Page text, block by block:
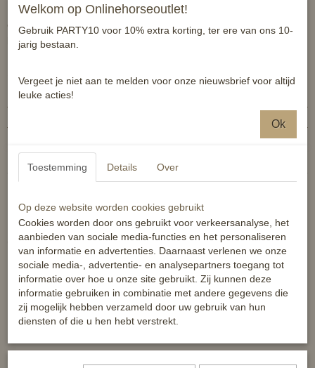
Met dit erelint kun jij thuis met jou vrienden en vriendinnen een
echte paardenwedstrijd houden! Maak plezier en win de eerste
prijs!
Productcode
Ook interessant
Welkom op Onlinehorseoutlet!
Gebruik PARTY10 voor 10% extra korting, ter ere van ons 10-
jarig bestaan.
Vergeet je niet aan te melden voor onze nieuwsbrief voor altijd
leuke acties!
Ok
Toestemming Details Over
Op deze website worden cookies gebruikt
Cookies worden door ons gebruikt voor verkeersanalyse, het
aanbieden van sociale media-functies en het personaliseren
van informatie en advertenties. Daarnaast verlenen we onze
sociale media-, advertentie- en analysepartners toegang tot
informatie over hoe u onze site gebruikt. Zij kunnen deze
informatie gebruiken in combinatie met andere gegevens die
zij mogelijk hebben verzameld door uw gebruik van hun
diensten of die u hen hebt verstrekt.